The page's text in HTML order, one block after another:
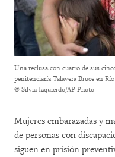
Una reclusa con cuatro de sus
penitenciaría Talavera Bruce en
© Silvia Izquierdo/AP Photo
Mujeres embarazadas y
de personas con
siguen en prisión